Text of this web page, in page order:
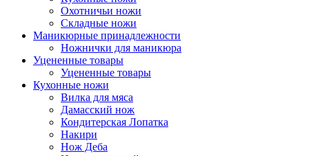
Охотничьи ножи
Складные ножи
Маникюрные принадлежности
Ножнички для маникюра
Уцененные товары
Уцененные товары
Кухонные ножи
Вилка для мяса
Дамасский нож
Кондитерская Лопатка
Накири
Нож Деба